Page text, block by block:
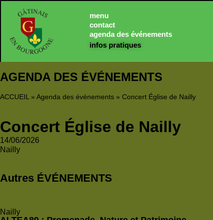
menu
contact
agenda des événements
infos pratiques
AGENDA DES ÉVÉNEMENTS
ACCUEIL» Agenda des événements » Concert Église de Nailly
Concert Église de Nailly
14/06/2026
Nailly
Autres ÉVÉNEMENTS
Nailly